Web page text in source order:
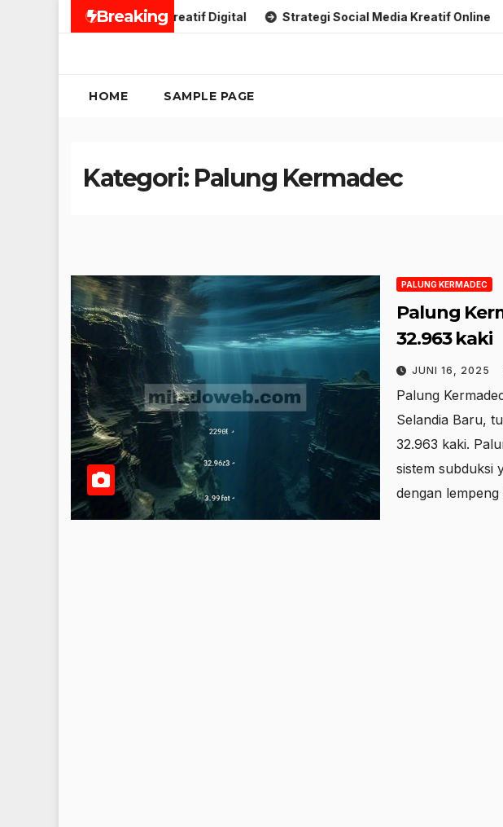
Breaking
Strategi Penjualan Kreatif Digital Strategi Social Media Kreatif Online
HOME SAMPLE PAGE
Kategori: Palung Kermadec
PALUNG KERMADEC
Palung
32.963 kaki
JUNI 16, 2025
Palung
Selandia Baru,
32.963 kaki.
sistem subduksi
dengan